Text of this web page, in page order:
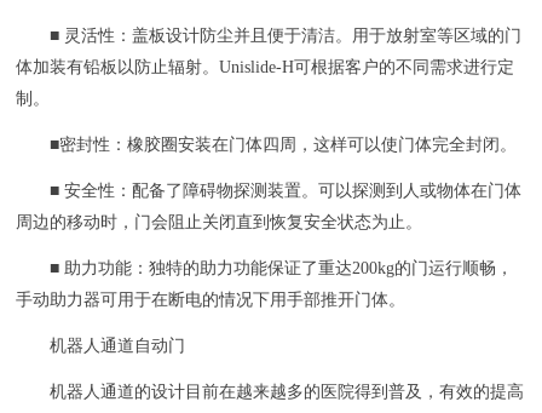
■ 灵活性：盖板设计防尘并且便于清洁。用于放射室等区域的门
体加装有铅板以防止辐射。Unislide-H可根据客户的不同需求进行定
制。
■密封性：橡胶圈安装在门体四周，这样可以使门体完全封闭。
■ 安全性：配备了障碍物探测装置。可以探测到人或物体在门体
周边的移动时，门会阻止关闭直到恢复安全状态为止。
■ 助力功能：独特的助力功能保证了重达200kg的门运行顺畅，
手动助力器可用于在断电的情况下用手部推开门体。
机器人通道自动门
机器人通道的设计目前在越来越多的医院得到普及，有效的提高